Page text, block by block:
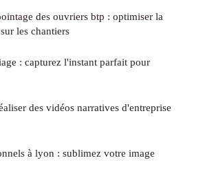
des ouvriers btp : optimiser la
les chantiers
: capturez l'instant parfait pour
des vidéos narratives d'entreprise
à lyon : sublimez votre image